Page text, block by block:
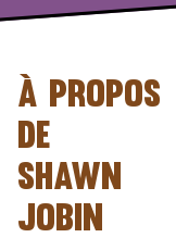
À propos
de
shawn
jobin